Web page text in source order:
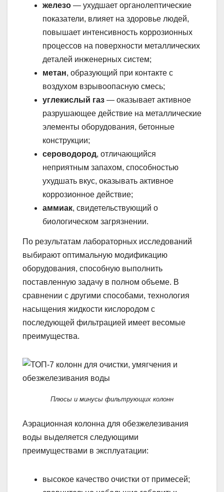
железо — ухудшает органолептические
показатели, влияет на здоровье людей,
повышает интенсивность коррозионных
процессов на поверхности металлических
деталей инженерных систем;
метан, образующий при контакте с
воздухом взрывоопасную смесь;
углекислый газ — оказывает активное
разрушающее действие на металлические
элементы оборудования, бетонные
конструкции;
сероводород, отличающийся
неприятным запахом, способностью
ухудшать вкус, оказывать активное
коррозионное действие;
аммиак, свидетельствующий о
биологическом загрязнении.
По результатам лабораторных исследований
выбирают оптимальную модификацию
оборудования, способную выполнить
поставленную задачу в полном объеме. В
сравнении с другими способами, технология
насыщения жидкости кислородом с
последующей фильтрацией имеет весомые
преимущества.
Плюсы и минусы фильтрующих колонн
Аэрационная колонна для обезжелезивания
воды выделяется следующими
преимуществами в эксплуатации:
высокое качество очистки от примесей;